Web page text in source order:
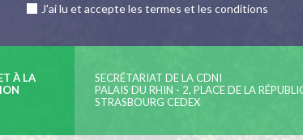
J'ai lu et accepte les termes et les conditions
À LA
SECRÉTARIAT DE LA CDNI
PALAIS DU RHIN - 2, PLACE DE LA
STRASBOURG CEDEX